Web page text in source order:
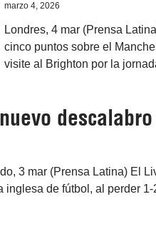
marzo 4, 2026
Londres, 4 mar (Prensa
cinco puntos sobre el
visite al Brighton por la
3 mar (Prensa Latina) El
inglesa de fútbol, al perder